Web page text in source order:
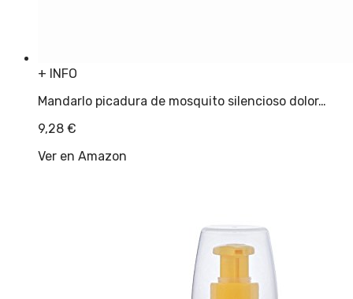
+ INFO
Mandarlo picadura de mosquito silencioso dolor…
9,28 €
Ver en Amazon